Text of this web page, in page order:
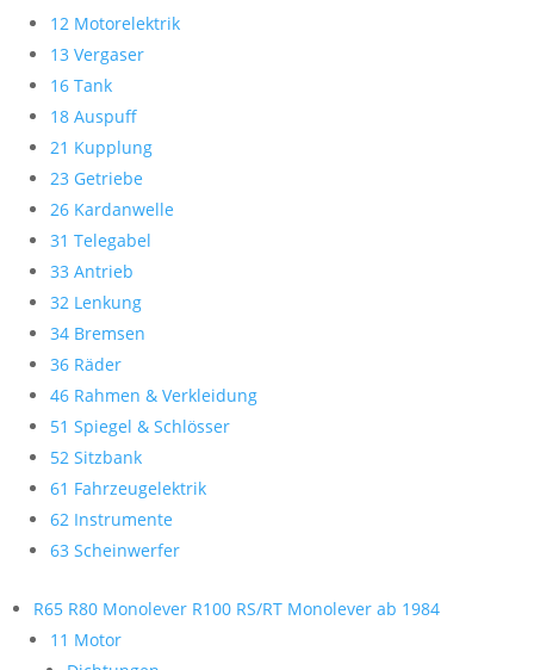
12 Motorelektrik
13 Vergaser
16 Tank
18 Auspuff
21 Kupplung
23 Getriebe
26 Kardanwelle
31 Telegabel
33 Antrieb
32 Lenkung
34 Bremsen
36 Räder
46 Rahmen & Verkleidung
51 Spiegel & Schlösser
52 Sitzbank
61 Fahrzeugelektrik
62 Instrumente
63 Scheinwerfer
R65 R80 Monolever R100 RS/RT Monolever ab 1984
11 Motor